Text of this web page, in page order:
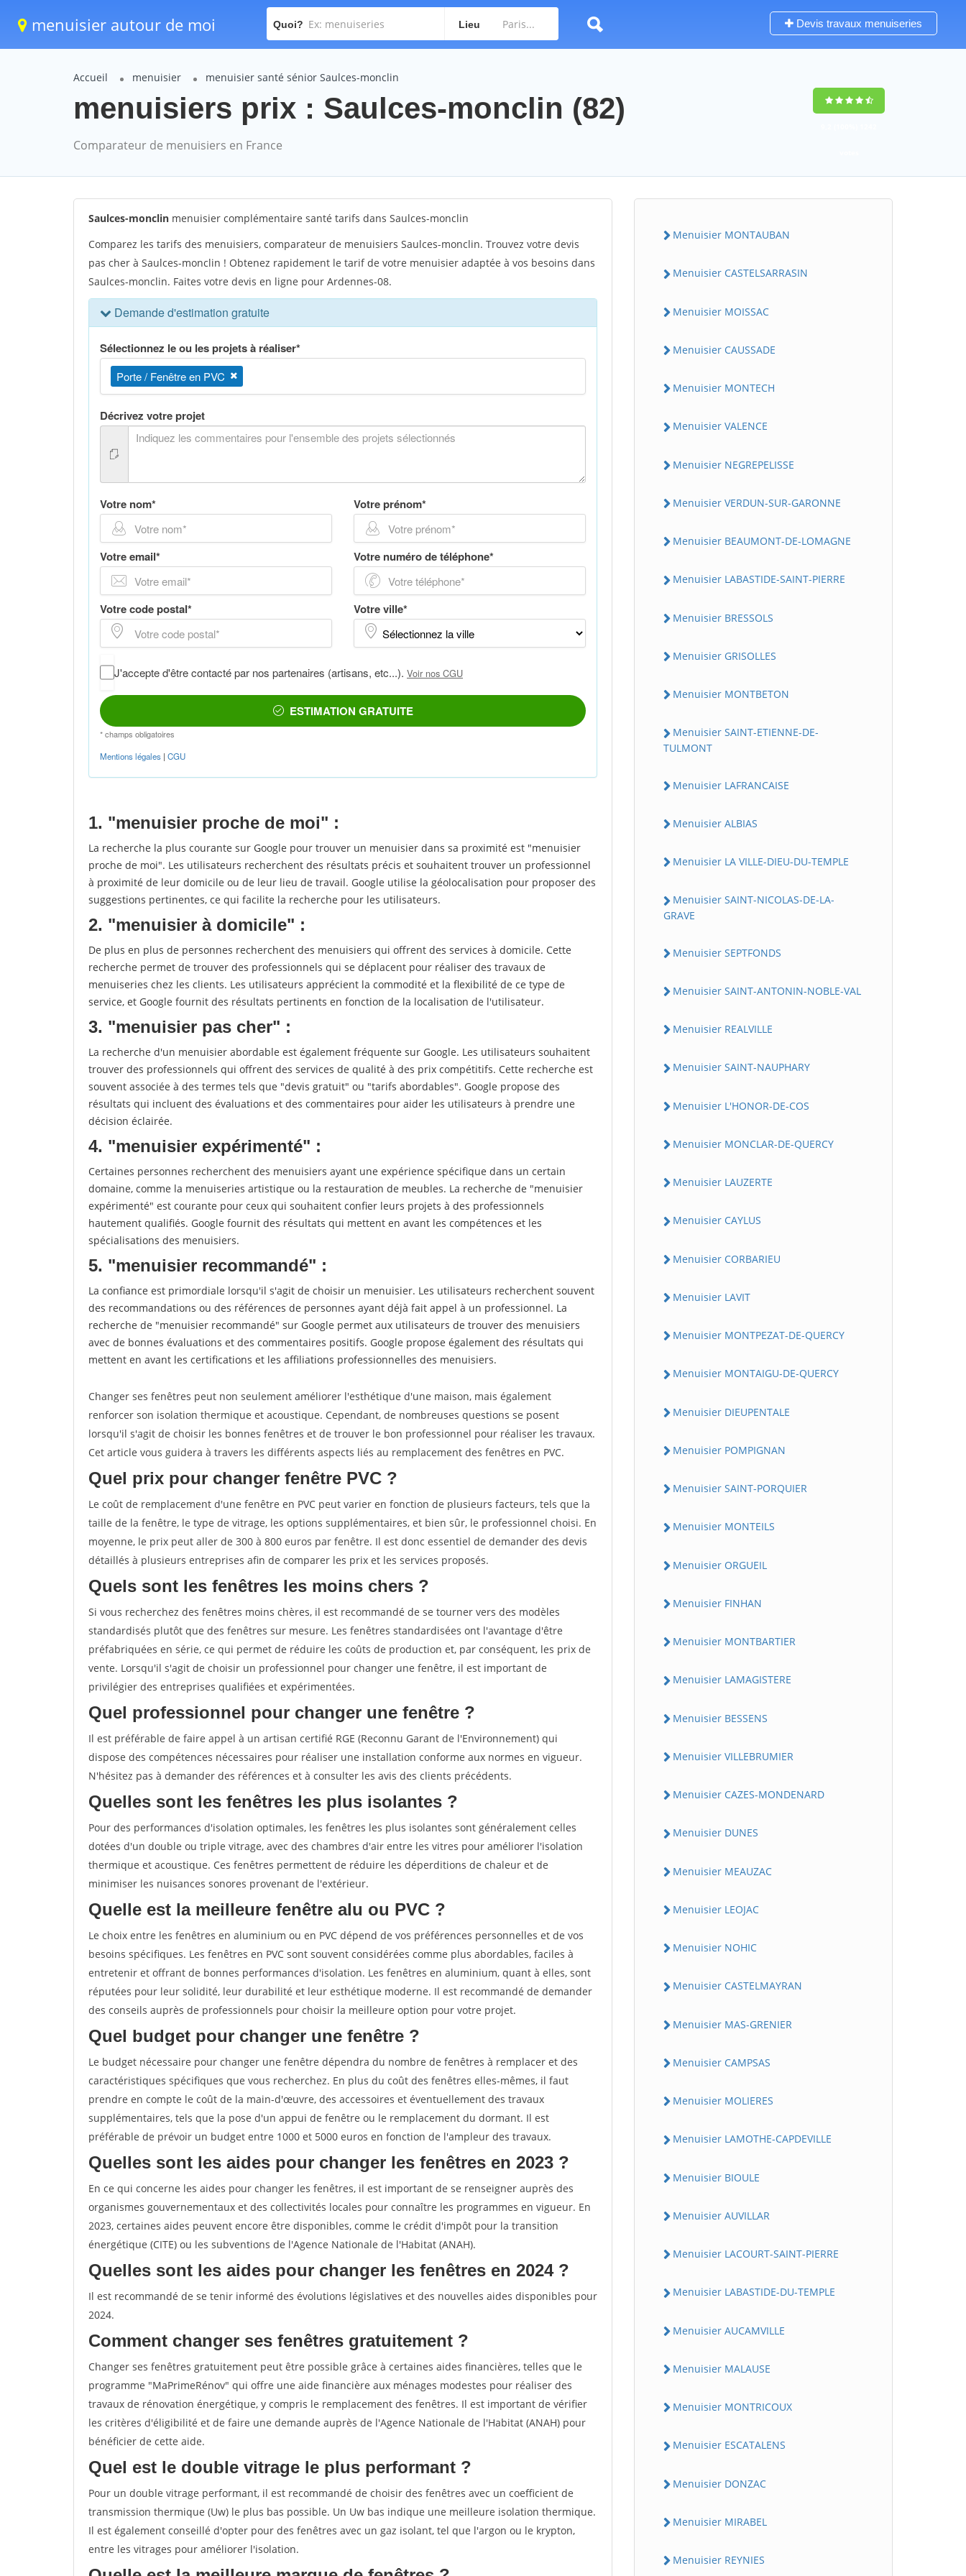
menuisier autour de moi Quoi? Lieu Devis travaux menuiseries
Accueil menuisier menuisier santé sénior Saulces-monclin
menuisiers prix : Saulces-monclin (82)
Comparateur de menuisiers en France
Saulces-monclin menuisier complémentaire santé tarifs dans Saulces-monclin
Comparez les tarifs des menuisiers, comparateur de menuisiers Saulces-monclin. Trouvez votre devis
pas cher à Saulces-monclin ! Obtenez rapidement le tarif de votre menuisier adaptée à vos besoins dans
Saulces-monclin. Faites votre devis en ligne pour Ardennes-08.
1. "menuisier proche de moi" :
La recherche la plus courante sur Google pour trouver un menuisier dans sa proximité est "menuisier
proche de moi". Les utilisateurs recherchent des résultats précis et souhaitent trouver un professionnel
à proximité de leur domicile ou de leur lieu de travail. Google utilise la géolocalisation pour proposer des
suggestions pertinentes, ce qui facilite la recherche pour les utilisateurs.
2. "menuisier à domicile" :
De plus en plus de personnes recherchent des menuisiers qui offrent des services à domicile. Cette
recherche permet de trouver des professionnels qui se déplacent pour réaliser des travaux de
menuiseries chez les clients. Les utilisateurs apprécient la commodité et la flexibilité de ce type de
service, et Google fournit des résultats pertinents en fonction de la localisation de l'utilisateur.
3. "menuisier pas cher" :
La recherche d'un menuisier abordable est également fréquente sur Google. Les utilisateurs souhaitent
trouver des professionnels qui offrent des services de qualité à des prix compétitifs. Cette recherche est
souvent associée à des termes tels que "devis gratuit" ou "tarifs abordables". Google propose des
résultats qui incluent des évaluations et des commentaires pour aider les utilisateurs à prendre une
décision éclairée.
4. "menuisier expérimenté" :
Certaines personnes recherchent des menuisiers ayant une expérience spécifique dans un certain
domaine, comme la menuiseries artistique ou la restauration de meubles. La recherche de "menuisier
expérimenté" est courante pour ceux qui souhaitent confier leurs projets à des professionnels
hautement qualifiés. Google fournit des résultats qui mettent en avant les compétences et les
spécialisations des menuisiers.
5. "menuisier recommandé" :
La confiance est primordiale lorsqu'il s'agit de choisir un menuisier. Les utilisateurs recherchent souvent
des recommandations ou des références de personnes ayant déjà fait appel à un professionnel. La
recherche de "menuisier recommandé" sur Google permet aux utilisateurs de trouver des menuisiers
avec de bonnes évaluations et des commentaires positifs. Google propose également des résultats qui
mettent en avant les certifications et les affiliations professionnelles des menuisiers.
Changer ses fenêtres peut non seulement améliorer l'esthétique d'une maison, mais également
renforcer son isolation thermique et acoustique. Cependant, de nombreuses questions se posent
lorsqu'il s'agit de choisir les bonnes fenêtres et de trouver le bon professionnel pour réaliser les travaux.
Cet article vous guidera à travers les différents aspects liés au remplacement des fenêtres en PVC.
Quel prix pour changer fenêtre PVC ?
Le coût de remplacement d'une fenêtre en PVC peut varier en fonction de plusieurs facteurs, tels que la
taille de la fenêtre, le type de vitrage, les options supplémentaires, et bien sûr, le professionnel choisi. En
moyenne, le prix peut aller de 300 à 800 euros par fenêtre. Il est donc essentiel de demander des devis
détaillés à plusieurs entreprises afin de comparer les prix et les services proposés.
Quels sont les fenêtres les moins chers ?
Si vous recherchez des fenêtres moins chères, il est recommandé de se tourner vers des modèles
standardisés plutôt que des fenêtres sur mesure. Les fenêtres standardisées ont l'avantage d'être
préfabriquées en série, ce qui permet de réduire les coûts de production et, par conséquent, les prix de
vente. Lorsqu'il s'agit de choisir un professionnel pour changer une fenêtre, il est important de
privilégier des entreprises qualifiées et expérimentées.
Quel professionnel pour changer une fenêtre ?
Il est préférable de faire appel à un artisan certifié RGE (Reconnu Garant de l'Environnement) qui
dispose des compétences nécessaires pour réaliser une installation conforme aux normes en vigueur.
N'hésitez pas à demander des références et à consulter les avis des clients précédents.
Quelles sont les fenêtres les plus isolantes ?
Pour des performances d'isolation optimales, les fenêtres les plus isolantes sont généralement celles
dotées d'un double ou triple vitrage, avec des chambres d'air entre les vitres pour améliorer l'isolation
thermique et acoustique. Ces fenêtres permettent de réduire les déperditions de chaleur et de
minimiser les nuisances sonores provenant de l'extérieur.
Quelle est la meilleure fenêtre alu ou PVC ?
Le choix entre les fenêtres en aluminium ou en PVC dépend de vos préférences personnelles et de vos
besoins spécifiques. Les fenêtres en PVC sont souvent considérées comme plus abordables, faciles à
entretenir et offrant de bonnes performances d'isolation. Les fenêtres en aluminium, quant à elles, sont
réputées pour leur solidité, leur durabilité et leur esthétique moderne. Il est recommandé de demander
des conseils auprès de professionnels pour choisir la meilleure option pour votre projet.
Quel budget pour changer une fenêtre ?
Le budget nécessaire pour changer une fenêtre dépendra du nombre de fenêtres à remplacer et des
caractéristiques spécifiques que vous recherchez. En plus du coût des fenêtres elles-mêmes, il faut
prendre en compte le coût de la main-d'œuvre, des accessoires et éventuellement des travaux
supplémentaires, tels que la pose d'un appui de fenêtre ou le remplacement du dormant. Il est
préférable de prévoir un budget entre 1000 et 5000 euros en fonction de l'ampleur des travaux.
Quelles sont les aides pour changer les fenêtres en 2023 ?
En ce qui concerne les aides pour changer les fenêtres, il est important de se renseigner auprès des
organismes gouvernementaux et des collectivités locales pour connaître les programmes en vigueur. En
2023, certaines aides peuvent encore être disponibles, comme le crédit d'impôt pour la transition
énergétique (CITE) ou les subventions de l'Agence Nationale de l'Habitat (ANAH).
Quelles sont les aides pour changer les fenêtres en 2024 ?
Il est recommandé de se tenir informé des évolutions législatives et des nouvelles aides disponibles pour
2024.
Comment changer ses fenêtres gratuitement ?
Changer ses fenêtres gratuitement peut être possible grâce à certaines aides financières, telles que le
programme "MaPrimeRénov" qui offre une aide financière aux ménages modestes pour réaliser des
travaux de rénovation énergétique, y compris le remplacement des fenêtres. Il est important de vérifier
les critères d'éligibilité et de faire une demande auprès de l'Agence Nationale de l'Habitat (ANAH) pour
bénéficier de cette aide.
Quel est le double vitrage le plus performant ?
Pour un double vitrage performant, il est recommandé de choisir des fenêtres avec un coefficient de
transmission thermique (Uw) le plus bas possible. Un Uw bas indique une meilleure isolation thermique.
Il est également conseillé d'opter pour des fenêtres avec un gaz isolant, tel que l'argon ou le krypton,
entre les vitrages pour améliorer l'isolation.
Menuisier MONTAUBAN
Menuisier CASTELSARRASIN
Menuisier MOISSAC
Menuisier CAUSSADE
Menuisier MONTECH
Menuisier VALENCE
Menuisier NEGREPELISSE
Menuisier VERDUN-SUR-GARONNE
Menuisier BEAUMONT-DE-LOMAGNE
Menuisier LABASTIDE-SAINT-PIERRE
Menuisier BRESSOLS
Menuisier GRISOLLES
Menuisier MONTBETON
Menuisier SAINT-ETIENNE-DE-
TULMONT
Menuisier LAFRANCAISE
Menuisier ALBIAS
Menuisier LA VILLE-DIEU-DU-TEMPLE
Menuisier SAINT-NICOLAS-DE-LA-
GRAVE
Menuisier SEPTFONDS
Menuisier SAINT-ANTONIN-NOBLE-VAL
Menuisier REALVILLE
Menuisier SAINT-NAUPHARY
Menuisier L'HONOR-DE-COS
Menuisier MONCLAR-DE-QUERCY
Menuisier LAUZERTE
Menuisier CAYLUS
Menuisier CORBARIEU
Menuisier LAVIT
Menuisier MONTPEZAT-DE-QUERCY
Menuisier MONTAIGU-DE-QUERCY
Menuisier DIEUPENTALE
Menuisier POMPIGNAN
Menuisier SAINT-PORQUIER
Menuisier MONTEILS
Menuisier ORGUEIL
Menuisier FINHAN
Menuisier MONTBARTIER
Menuisier LAMAGISTERE
Menuisier BESSENS
Menuisier VILLEBRUMIER
Menuisier CAZES-MONDENARD
Menuisier DUNES
Menuisier MEAUZAC
Menuisier LEOJAC
Menuisier NOHIC
Menuisier CASTELMAYRAN
Menuisier MAS-GRENIER
Menuisier CAMPSAS
Menuisier MOLIERES
Menuisier LAMOTHE-CAPDEVILLE
Menuisier BIOULE
Menuisier AUVILLAR
Menuisier LACOURT-SAINT-PIERRE
Menuisier LABASTIDE-DU-TEMPLE
Menuisier AUCAMVILLE
Menuisier MALAUSE
Menuisier MONTRICOUX
Menuisier ESCATALENS
Menuisier DONZAC
Menuisier MIRABEL
Menuisier REYNIES